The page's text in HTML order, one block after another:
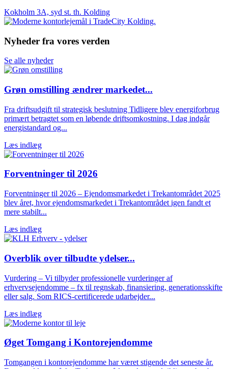
Kokholm 3A, syd st. th. Kolding
Nyheder fra vores verden
Se alle nyheder
Grøn omstilling ændrer markedet...
Fra driftsudgift til strategisk beslutning Tidligere blev energiforbrug
primært betragtet som en løbende driftsomkostning. I dag indgår
energistandard og...
Læs indlæg
Forventninger til 2026
Forventninger til 2026 – Ejendomsmarkedet i Trekantområdet 2025
blev året, hvor ejendomsmarkedet i Trekantområdet igen fandt et
mere stabilt...
Læs indlæg
Overblik over tilbudte ydelser...
Vurdering – Vi tilbyder professionelle vurderinger af
erhvervsejendomme – fx til regnskab, finansiering, generationsskifte
eller salg. Som RICS-certificerede udarbejder...
Læs indlæg
Øget Tomgang i Kontorejendomme
Tomgangen i kontorejendomme har været stigende det seneste år.